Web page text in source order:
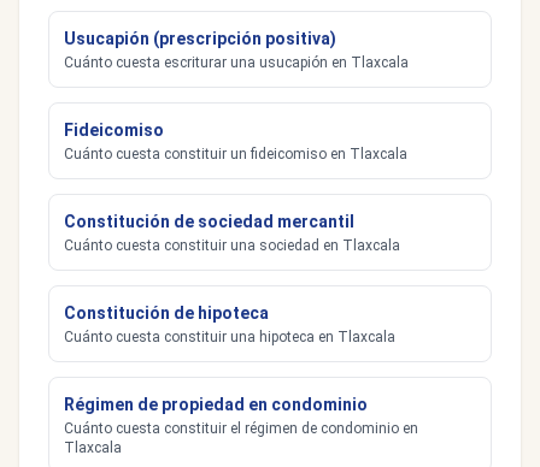
Usucapión (prescripción positiva)
Cuánto cuesta escriturar una usucapión en Tlaxcala
Fideicomiso
Cuánto cuesta constituir un fideicomiso en Tlaxcala
Constitución de sociedad mercantil
Cuánto cuesta constituir una sociedad en Tlaxcala
Constitución de hipoteca
Cuánto cuesta constituir una hipoteca en Tlaxcala
Régimen de propiedad en condominio
Cuánto cuesta constituir el régimen de condominio en
Tlaxcala